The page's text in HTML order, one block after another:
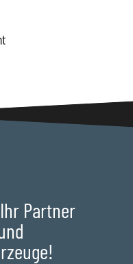
Partner